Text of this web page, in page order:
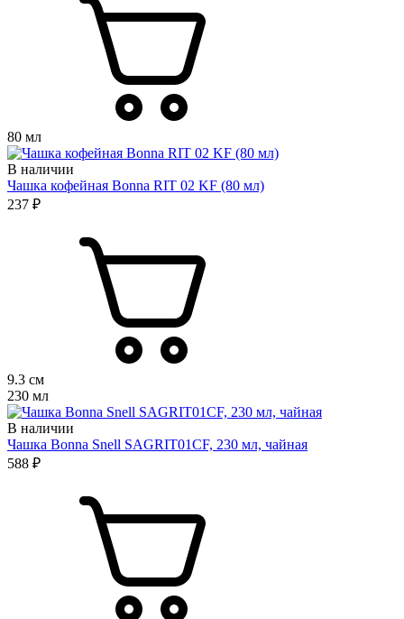
80 мл
В наличии
Чашка кофейная Bonna RIT 02 KF (80 мл)
237 ₽
9.3 см
230 мл
В наличии
Чашка Bonna Snell SAGRIT01CF, 230 мл, чайная
588 ₽